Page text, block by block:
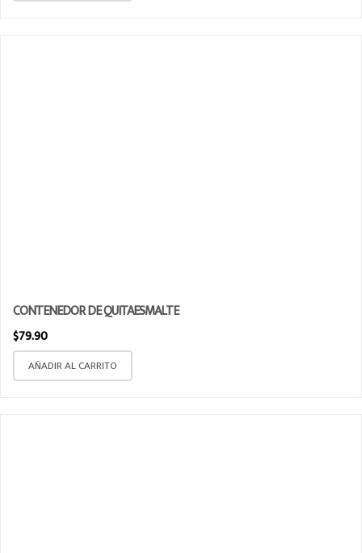
CONTENEDOR DE QUITAESMALTE
$79.90
AÑADIR AL CARRITO